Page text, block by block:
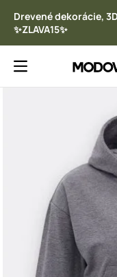
Drevené dekorácie,
✨ZLAVA15✨